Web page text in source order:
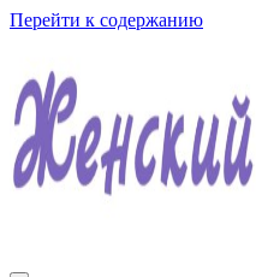
Перейти к содержанию